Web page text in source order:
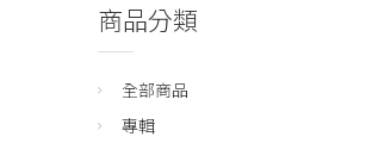
商品分類
全部商品
專輯